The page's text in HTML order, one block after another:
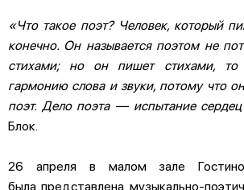
«Что такое поэт? Человек, который
конечно. Он называется поэтом не
стихами; но он пишет стихами, то
гармонию слова и звуки, потому что
поэт. Дело поэта — испытание
Блок.
26 апреля в малом зале
была представлена музыкально-